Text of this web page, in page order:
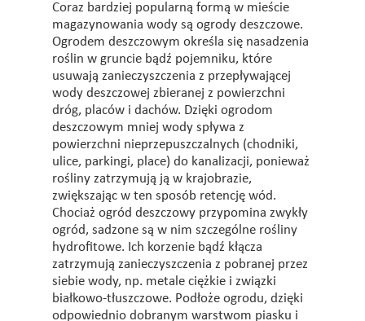
Coraz bardziej popularną formą w mieście
magazynowania wody są ogrody deszczowe.
Ogrodem deszczowym określa się nasadzenia
roślin w gruncie bądź pojemniku, które
usuwają zanieczyszczenia z przepływającej
wody deszczowej zbieranej z powierzchni
dróg, placów i dachów. Dzięki ogrodom
deszczowym mniej wody spływa z
powierzchni nieprzepuszczalnych (chodniki,
ulice, parkingi, place) do kanalizacji, ponieważ
rośliny zatrzymują ją w krajobrazie,
zwiększając w ten sposób retencję wód.
Chociaż ogród deszczowy przypomina zwykły
ogród, sadzone są w nim szczególne rośliny
hydrofitowe. Ich korzenie bądź kłącza
zatrzymują zanieczyszczenia z pobranej przez
siebie wody, np. metale ciężkie i związki
białkowo-tłuszczowe. Podłoże ogrodu, dzięki
odpowiednio dobranym warstwom piasku i